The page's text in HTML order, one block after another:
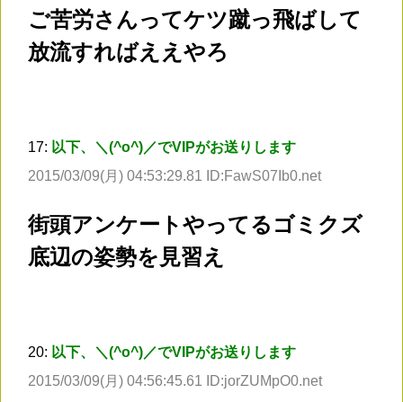
ご苦労さんってケツ蹴っ飛ばして
放流すればええやろ
17: 以下、＼(^o^)／でVIPがお送りします
2015/03/09(月) 04:53:29.81 ID:FawS07Ib0.net
街頭アンケートやってるゴミクズ
底辺の姿勢を見習え
20: 以下、＼(^o^)／でVIPがお送りします
2015/03/09(月) 04:56:45.61 ID:jorZUMpO0.net